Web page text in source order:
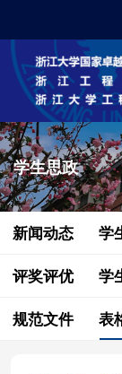
学生思政
新闻动态 学
评奖评优
学
规范文件
表